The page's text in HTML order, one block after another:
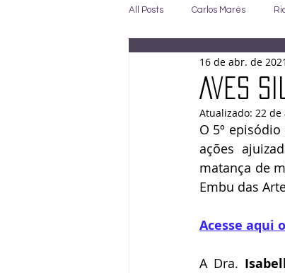
All Posts Carlos Marés
Marise Duarte Johny
Elizabeth Harkot Paulo
Aves
16 de abr. de 2021
Atualizado: 22 de
O 5º
ações
matança de
Embu das
Acesse aqui
A Dra.